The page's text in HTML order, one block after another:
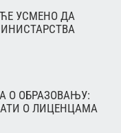
УСМЕНО ДА
О ОБРАЗОВАЊУ:
О ЛИЦЕНЦАМА